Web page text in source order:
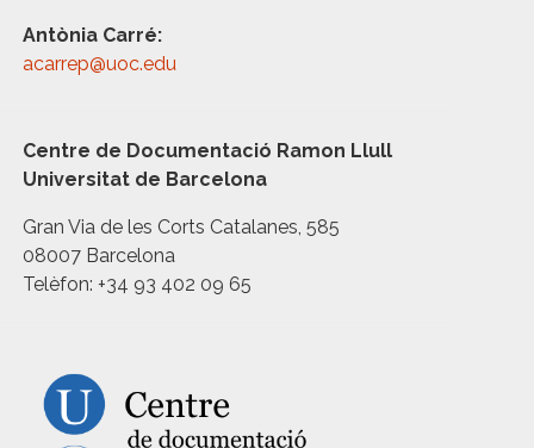
Antònia Carré:
acarrep@uoc.edu
Centre de Documentació Ramon Llull
Universitat de Barcelona
Gran Via de les Corts Catalanes, 585
08007 Barcelona
Telèfon: +34 93 402 09 65